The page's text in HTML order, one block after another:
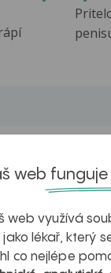
Jak na zdravá
web
web využívá
jako lékař, který
co nejlépe